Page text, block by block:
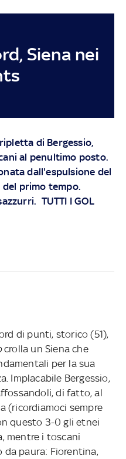
Siena nei
di Bergessio,
al penultimo posto.
dall'espulsione del
del primo tempo.
TUTTI I GOL
di punti, storico (51),
crolla un Siena che
per la sua
Implacabile Bergessio,
di fatto, al
(ricordiamoci sempre
questo 3-0 gli etnei
mentre i toscani
da paura: Fiorentina,